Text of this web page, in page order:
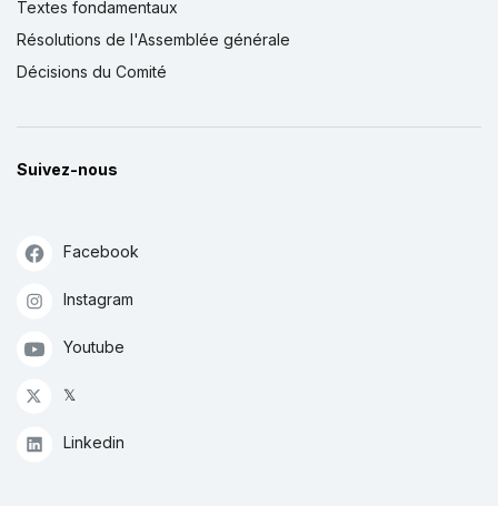
Textes fondamentaux
Résolutions de l'Assemblée générale
Décisions du Comité
Suivez-nous
Facebook
Instagram
Youtube
𝕏
Linkedin